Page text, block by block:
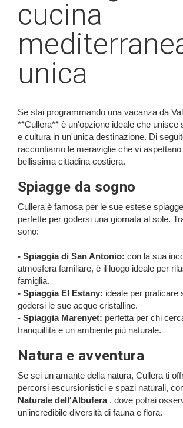
cucina
unica
Se stai programmando una vacanza da
**Cullera** è un'opzione ideale che unisce
e cultura in un'unica destinazione. Di
raccontiamo le meraviglie che vi
bellissima cittadina costiera.
Spiagge da sogno
Cullera è famosa per le sue estese
perfette per godersi una giornata al sole.
sono:
- Spiaggia di San Antonio: con la sua
atmosfera familiare, è il luogo ideale per
famiglia.
- Spiaggia El Estany: ideale per praticare
godersi le sue acque cristalline.
- Spiaggia Marenyet: perfetta per chi
tranquillità e un ambiente più naturale.
Natura e avventura
Se sei un amante della natura, Cullera ti
percorsi escursionistici e spazi naturali,
Naturale dell'Albufera, dove potrai
un'incredibile diversità di fauna e flora.